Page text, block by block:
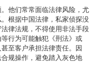
他们常常面临法律风险，尤
根据中国法律，私家侦探没
律法规，不得使用非法手段
行为可能触犯《刑法》或
至客户承担法律责任。因
规操作，避免踏入灰色地